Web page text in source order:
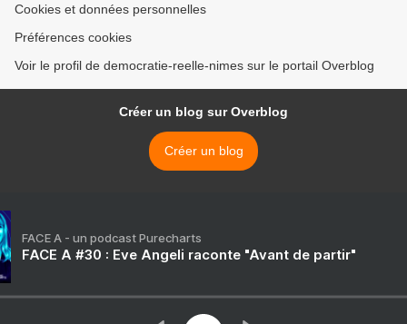
Cookies et données personnelles
Préférences cookies
Voir le profil de democratie-reelle-nimes sur le portail Overblog
Créer un blog sur Overblog
Créer un blog
FACE A - un podcast Purecharts
FACE A #30 : Eve Angeli raconte "Avant de partir"